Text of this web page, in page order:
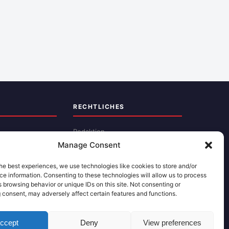
Manage Consent
best experiences, we use technologies like cookies to store and/or
information. Consenting to these technologies will allow us to process
browsing behavior or unique IDs on this site. Not consenting or
may adversely affect certain features and functions.
Deny View preferences
RECHTLICHES
Redaktion
Impressum
Datenschutz
Kontakt